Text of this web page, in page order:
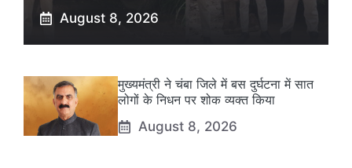
August 8, 2026
मुख्यमंत्री ने चंबा जिले में बस दुर्घटना में सात
लोगों के निधन पर शोक व्यक्त किया
August 8, 2026